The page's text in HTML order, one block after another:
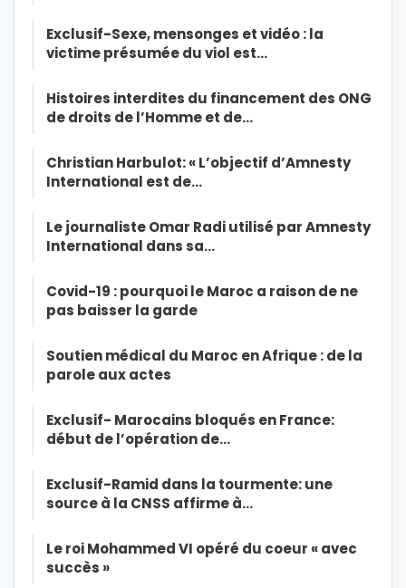
Exclusif-Sexe, mensonges et vidéo : la
victime présumée du viol est…
Histoires interdites du financement des ONG
de droits de l’Homme et de…
Christian Harbulot: « L’objectif d’Amnesty
International est de…
Le journaliste Omar Radi utilisé par Amnesty
International dans sa…
Covid-19 : pourquoi le Maroc a raison de ne
pas baisser la garde
Soutien médical du Maroc en Afrique : de la
parole aux actes
Exclusif- Marocains bloqués en France:
début de l’opération de…
Exclusif-Ramid dans la tourmente: une
source à la CNSS affirme à…
Le roi Mohammed VI opéré du coeur « avec
succès »